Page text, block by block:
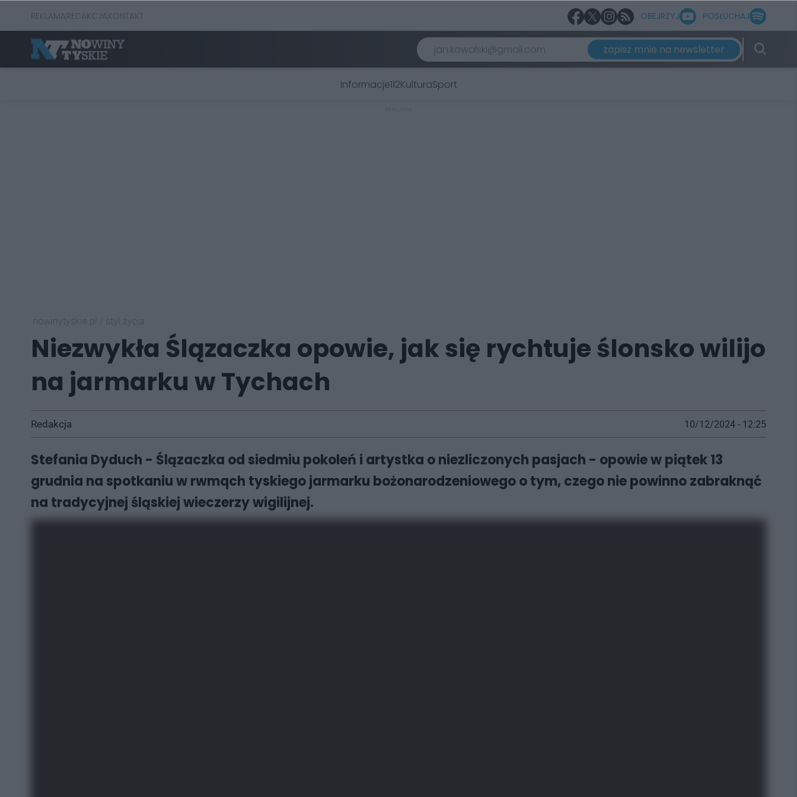
REKLAMAREDAKCJAKONTAKT OBEJRZYJ POSŁUCHAJ
zapisz mnie na newsletter
Informacje112KulturaSport
Niezwykła Ślązaczka opowie, jak się rychtuje ślonsko wilijo
na jarmarku w Tychach
Redakcja 10/12/2024 - 12:25
Stefania Dyduch - Ślązaczka od siedmiu pokoleń i artystka o niezliczonych pasjach - opowie w piątek 13
grudnia na spotkaniu w rwmqch tyskiego jarmarku bożonarodzeniowego o tym, czego nie powinno zabraknąć
na tradycyjnej śląskiej wieczerzy wigilijnej.